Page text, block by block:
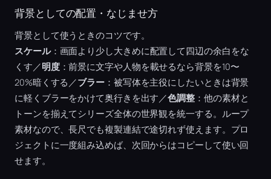
背景としての配置・なじませ方
背景として使うときのコツです。
スケール：画面より少し大きめに配置して四辺の余白をな
くす／明度：前景に文字や人物を載せるなら背景を10〜
20%暗くする／ブラー：被写体を主役にしたいときは背景
に軽くブラーをかけて奥行きを出す／色調整 ：他の素材と
トーンを揃えてシリーズ全体の世界観を統一する。ループ
素材なので、長尺でも複製連結で途切れず使えます。プロ
ジェクトに一度組み込めば、次回からはコピーして使い回
せます。